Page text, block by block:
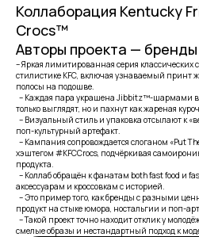
Коллаборация Kentucky
Crocs™
Авторы проекта — бренды
– Яркая лимитированная серия классических
стилистике KFC, включая узнаваемый
полосы на подошве.
– Каждая пара украшена Jibbitz™-шармами в
только выглядят, но и пахнут как жареная
– Визуальный стиль и упаковка отсылают к
поп-культурный артефакт.
– Кампания сопровождается слоганом «Put
хэштегом #KFCCrocs, подчёркивая
продукта.
– Коллаб обращён к фанатам both fast food и
аксессуарам и кроссовкам с историей.
– Это пример того, как бренды с разными
продукт на стыке юмора, ностальгии и поп-
– Такой проект точно находит отклик у
смелые образы и нестандартный подход к